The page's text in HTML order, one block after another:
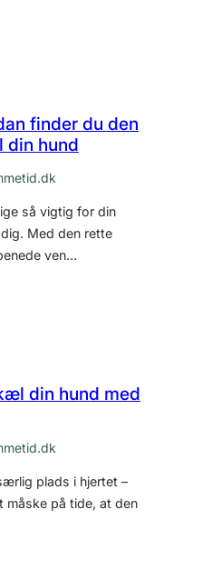
finder du den
din hund
så vigtig for din
Med den rette
ven…
din hund med
plads i hjertet –
måske på tide, at den